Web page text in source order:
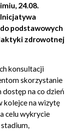
24.08.
podstawowych
zdrowotnej
konsultacji
skorzystanie
na co dzień
kolejce na wizytę
celu wykrycie